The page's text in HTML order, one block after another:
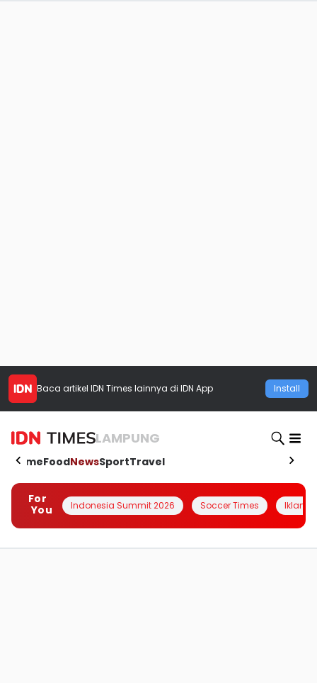
Baca artikel IDN Times lainnya di IDN App Install
LAMPUNG
HomeFoodNewsSportTravel
For
You
Indonesia Summit 2026 Soccer Times Iklanin